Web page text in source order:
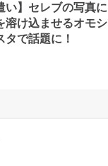
い】セレブの写真に
溶け込ませるオモシ
タで話題に！